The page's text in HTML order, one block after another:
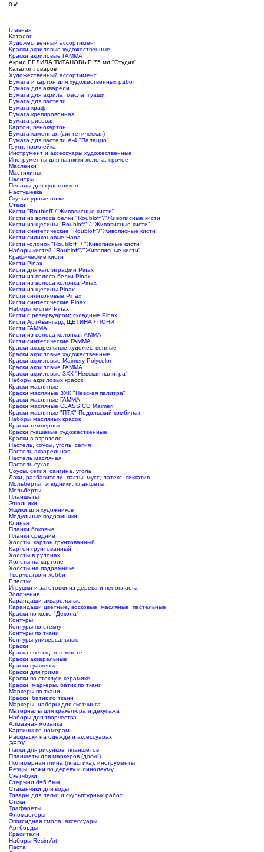
0 ₽
Главная
Каталог
Художественный ассортимент
Краски акриловые художественные
Краски акриловые ГАММА
Акрил БЕЛИЛА ТИТАНОВЫЕ 75 мл "Студия"
Каталог товаров
Художественный ассортимент
Бумага и картон для художественных работ
Бумага для акварели
Бумага для акрила, масла, гуаши
Бумага для пастели
Бумага крафт
Бумага крепировонная
Бумага рисовая
Картон, пенокартон
Бумага каменная (синтетическая)
Бумага для пастели А-4 "Палаццо"
Грунт, проклейка
Инструмент и аксессуары художественные
Инструменты для натяжки холста, прочее
Масленки
Мастихины
Палитры
Пеналы для художников
Растушевка
Скульптурные ножи
Стеки
Кисти "Roubloff"/"Живописные кисти"
Кисти из волоса белки "Roubloff"/"Живописные кисти
Кисти из щетины "Roubloff" / "Живописные кисти"
Кисти синтетические "Roubloff"/"Живописные кисти"
Кисти силиконовые Hana
Кисти колонок "Roubloff" / "Живописные кисти"
Наборы кистей "Roubloff"/"Живописные кисти"
Крафические кисти
Кисти Pinax
Кисти для каллиграфии Pinax
Кисти из волоса белки Pinax
Кисти из волоса колонка Pinax
Кисти из щетины Pinax
Кисти силиконовые Pinax
Кисти синтетические Pinax
Наборы кистей Pinax
Кисти с резервуаром; складные Pinax
Кисти АртАвангард ЩЕТИНА / ПОНИ
Кисти ГАММА
Кисти из волоса колонка ГАММА
Кисти синтетические ГАММА
Краски акварельные художественные
Краски акриловые художественные
Краски акриловые Maimery Polycolor
Краски акриловые ГАММА
Краски акриловые ЗХК "Невская палитра"
Наборы акриловых красок
Краски масляные
Краски масляные ЗХК "Невская палитра"
Краски масляные ГАММА
Краски масляные CLASSICO Maimeri
Краски масляные "ПТХ" Подольский комбинат
Наборы масляных красок
Краски темперные
Краски гуашевые художественные
Краски в аэрозоле
Пастель, соусы, уголь, сепия
Пастель акварельная
Пастель масляная
Пастель сухая
Соусы, сепия, сангина, уголь
Лаки, разбавители, пасты, мусс, латекс, сиккатив
Мольберты, этюдники, планшеты
Мольберты
Планшеты
Этюдники
Ящики для художников
Модульные подрамники
Клинья
Планки боковые
Планки средние
Холсты, картон грунтованный
Картон грунтованный
Холсты в рулонах
Холсты на картоне
Холсты на подрамнике
Творчество и хобби
Блестки
Игрушки и заготовки из дерева и пенопласта
Золочение
Карандаши акварельные
Карандаши цветные, восковые, масляные, пастельные
Краски по коже "Декола"
Контуры
Контуры по стеклу
Контуры по ткани
Контуры универсальные
Краски
Краска светящ. в темноте
Краски акварельные
Краски гуашевые
Краски для грима
Краски по стеклу и керамике
Краски, маркеры, батик по ткани
Маркеры по ткани
Краски, батик по ткани
Маркеры, наборы для скетчинга
Материалы для кракелюра и декупажа
Наборы для творчества
Алмазная мозаика
Картины по номерам
Раскраски на одежде и аксессуарах
ЭБРУ
Папки для рисунков, планшетов
Планшеты для маркеров (доски)
Полимерная глина (пластика), инструменты
Резцы, ножи по дереву и линолеуму
Скетчбуки
Стержни d=5.6мм
Стаканчики для воды
Товары для лепки и скульптурных работ
Стеки
Трафареты
Фломастеры
Эпоксидная смола, аксессуары
Артборды
Красители
Наборы Resin Art
Паста